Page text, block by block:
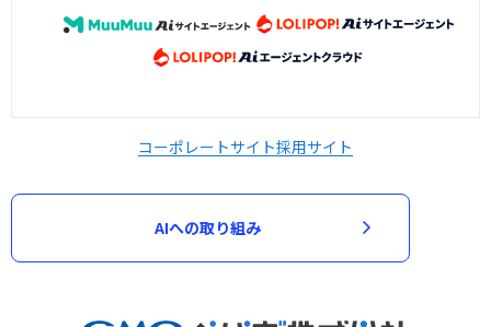
コーポレートサイト採用サイト
AIへの取り組み